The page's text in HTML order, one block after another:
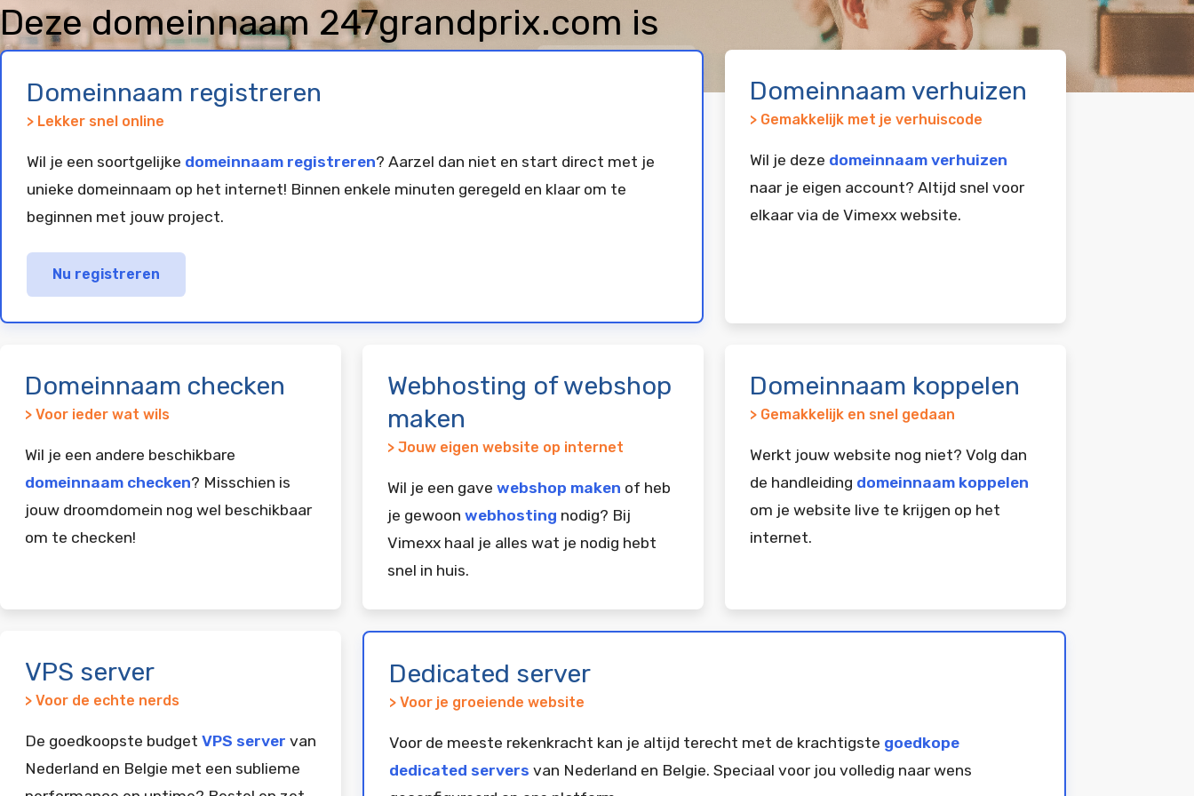
Deze domeinnaam 247grandprix.com is
geregistreerd en geparkeerd bij
Domeinnaam registreren
> Lekker snel online
Wil je een soortgelijke domeinnaam registreren? Aarzel dan niet en start direct met je
unieke domeinnaam op het internet! Binnen enkele minuten geregeld en klaar om te
beginnen met jouw project.
Nu registreren
Domeinnaam verhuizen
> Gemakkelijk met je verhuiscode
Wil je deze domeinnaam verhuizen
naar je eigen account? Altijd snel voor
elkaar via de Vimexx website.
Domeinnaam checken
> Voor ieder wat wils
Wil je een andere beschikbare
domeinnaam checken? Misschien is
jouw droomdomein nog wel beschikbaar
om te checken!
Webhosting of webshop
maken
> Jouw eigen website op internet
Wil je een gave webshop maken of heb
je gewoon webhosting nodig? Bij
Vimexx haal je alles wat je nodig hebt
snel in huis.
Domeinnaam koppelen
> Gemakkelijk en snel gedaan
Werkt jouw website nog niet? Volg dan
de handleiding domeinnaam koppelen
om je website live te krijgen op het
internet.
VPS server
> Voor de echte nerds
De goedkoopste budget VPS server van
Nederland en Belgie met een sublieme
Dedicated server
> Voor je groeiende website
Voor de meeste rekenkracht kan je altijd terecht met de krachtigste goedkope
dedicated servers van Nederland en Belgie. Speciaal voor jou volledig naar wens